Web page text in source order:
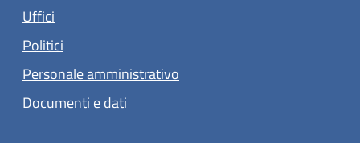
Uffici
Politici
Personale amministrativo
Documenti e dati